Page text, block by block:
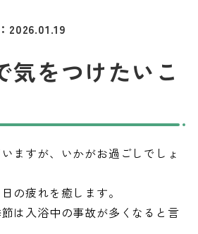
2026.01.19
気をつけたいこ
ますが、いかがお過ごしでしょ
の疲れを癒します。
は入浴中の事故が多くなると言